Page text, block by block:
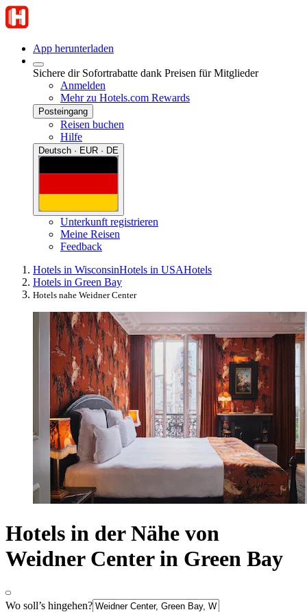
App herunterladen
Sichere dir Sofortrabatte dank Preisen für Mitglieder
Anmelden
Mehr zu Hotels.com Rewards
Posteingang
Reisen buchen
Hilfe
Deutsch · EUR · DE
Unterkunft registrieren
Meine Reisen
Feedback
Hotels in WisconsinHotels in USAHotels
Hotels in Green Bay
Hotels nahe Weidner Center
Hotels in der Nähe von
Weidner Center in Green Bay
Wo soll’s hingehen?